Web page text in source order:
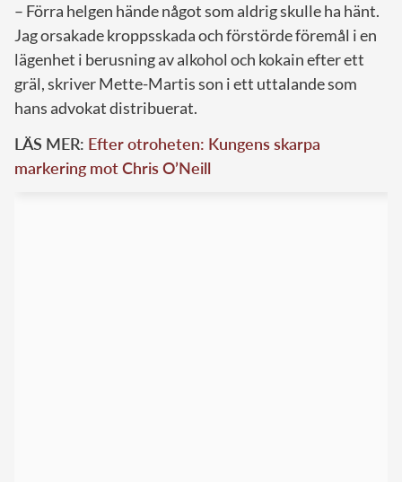
– Förra helgen hände något som aldrig skulle ha hänt.
Jag orsakade kroppsskada och förstörde föremål i en
lägenhet i berusning av alkohol och kokain efter ett
gräl, skriver Mette-Martis son i ett uttalande som
hans advokat distribuerat.
LÄS MER: Efter otroheten: Kungens skarpa
markering mot Chris O’Neill